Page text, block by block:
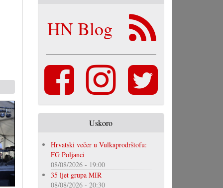
HN Blog
Uskoro
Hrvatski večer u Vulkaprodrštofu:
FG Poljanci
08/08/2026 - 19:00
35 ljet grupa MIR
08/08/2026 - 20:30